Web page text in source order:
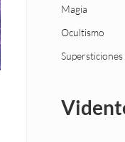
Magia
Ocultismo
Supersticiones